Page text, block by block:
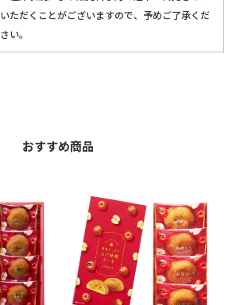
いただくことがございますので、予めご了承くだ
さい。
おすすめ商品